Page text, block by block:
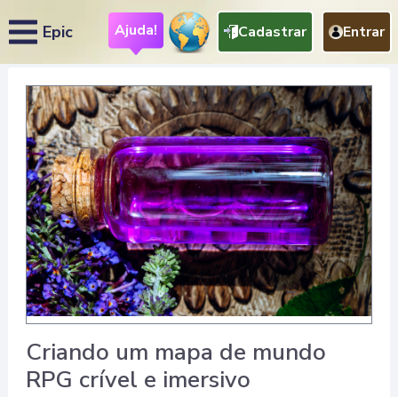
Epic Ajuda! Cadastrar Entrar
Criando um mapa de mundo
RPG crível e imersivo